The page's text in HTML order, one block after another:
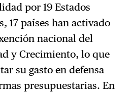
por 19 Estados
17 países han activado
nacional del
y Crecimiento, lo que
su gasto en defensa
presupuestarias. En